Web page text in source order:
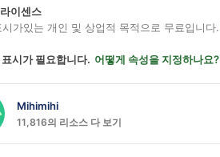
이센스
가있는 개인 및 상업적 목적으로 무료입니다.
시가 필요합니다. 어떻게 속성을 지정하나요?
Mihimihi
11,816의 리소스 다 보기